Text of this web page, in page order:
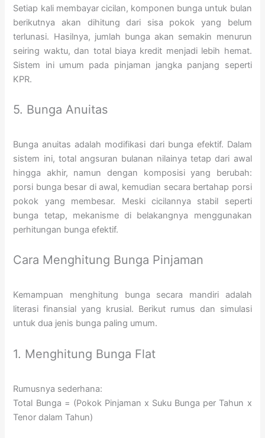
Setiap kali membayar cicilan, komponen bunga untuk bulan
berikutnya akan dihitung dari sisa pokok yang belum
terlunasi. Hasilnya, jumlah bunga akan semakin menurun
seiring waktu, dan total biaya kredit menjadi lebih hemat.
Sistem ini umum pada pinjaman jangka panjang seperti
KPR.
5. Bunga Anuitas
Bunga anuitas adalah modifikasi dari bunga efektif. Dalam
sistem ini, total angsuran bulanan nilainya tetap dari awal
hingga akhir, namun dengan komposisi yang berubah:
porsi bunga besar di awal, kemudian secara bertahap porsi
pokok yang membesar. Meski cicilannya stabil seperti
bunga tetap, mekanisme di belakangnya menggunakan
perhitungan bunga efektif.
Cara Menghitung Bunga Pinjaman
Kemampuan menghitung bunga secara mandiri adalah
literasi finansial yang krusial. Berikut rumus dan simulasi
untuk dua jenis bunga paling umum.
1. Menghitung Bunga Flat
Rumusnya sederhana:
Total Bunga = (Pokok Pinjaman x Suku Bunga per Tahun x
Tenor dalam Tahun)